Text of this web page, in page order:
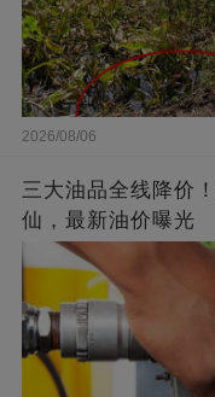
2026/08/06
三大油品全线降价
仙，最新油价曝光